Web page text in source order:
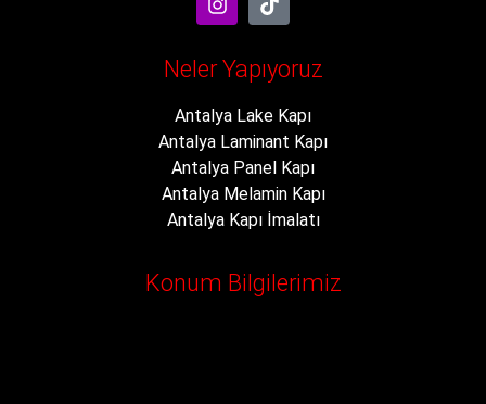
Neler Yapıyoruz
Antalya Lake Kapı
Antalya Laminant Kapı
Antalya Panel Kapı
Antalya Melamin Kapı
Antalya Kapı İmalatı
Konum Bilgilerimiz